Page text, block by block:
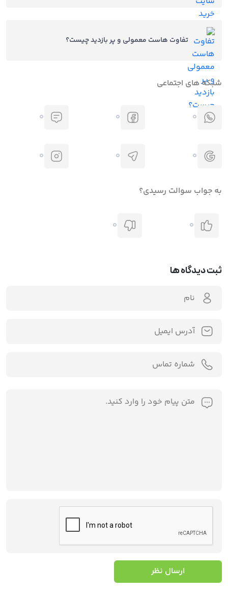
تفاوت هاست معمولی و پر بازدید چیست؟
شبکه های اجتماعی
0
0
0
0
0
0
به جواب سوالت رسیدی؟
0
0
ثبت دیدگاه ها
ارسال نظر